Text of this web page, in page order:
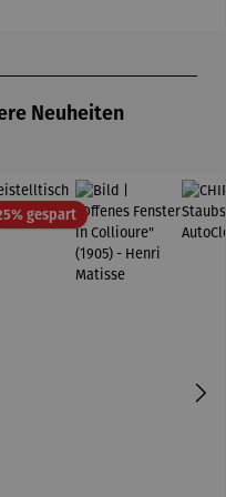
Neuheiten
gespartRabatt